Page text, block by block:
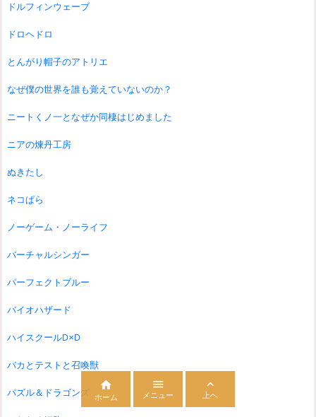
ドルフィンウェーブ
ドロヘドロ
とんがり帽子のアトリエ
なぜ僕の世界を誰も覚えていないのか？
ニートくノ一となぜか同棲はじめました
ニアの煉丹工房
ぬきたし
ネコぱら
ノーゲーム・ノーライフ
バーチャルシンガー
パーフェクトブルー
バイオハザード
ハイスクールD×D
バカとテストと召喚獣
パズル＆ドラゴンズ

ホーム

メニュー

上へ